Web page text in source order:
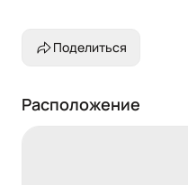
Поделиться
Расположение